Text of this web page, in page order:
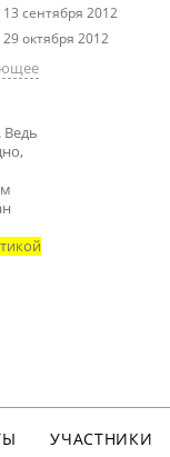
13 сентября 2012
29 октября 2012
Ведь
УЧАСТНИКИ